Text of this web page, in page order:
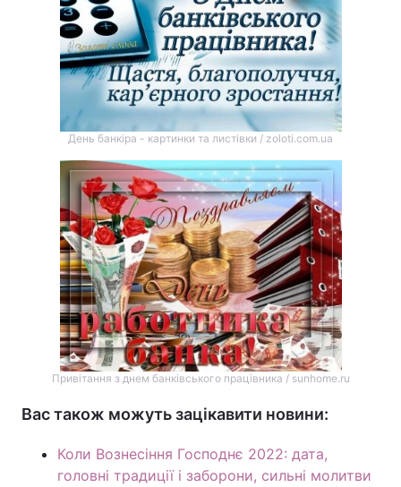
День банкіра - картинки та листівки / zoloti.com.ua
Привітання з днем банківського працівника / sunhome.ru
Вас також можуть зацікавити новини:
Коли Вознесіння Господнє 2022: дата,
головні традиції і заборони, сильні молитви